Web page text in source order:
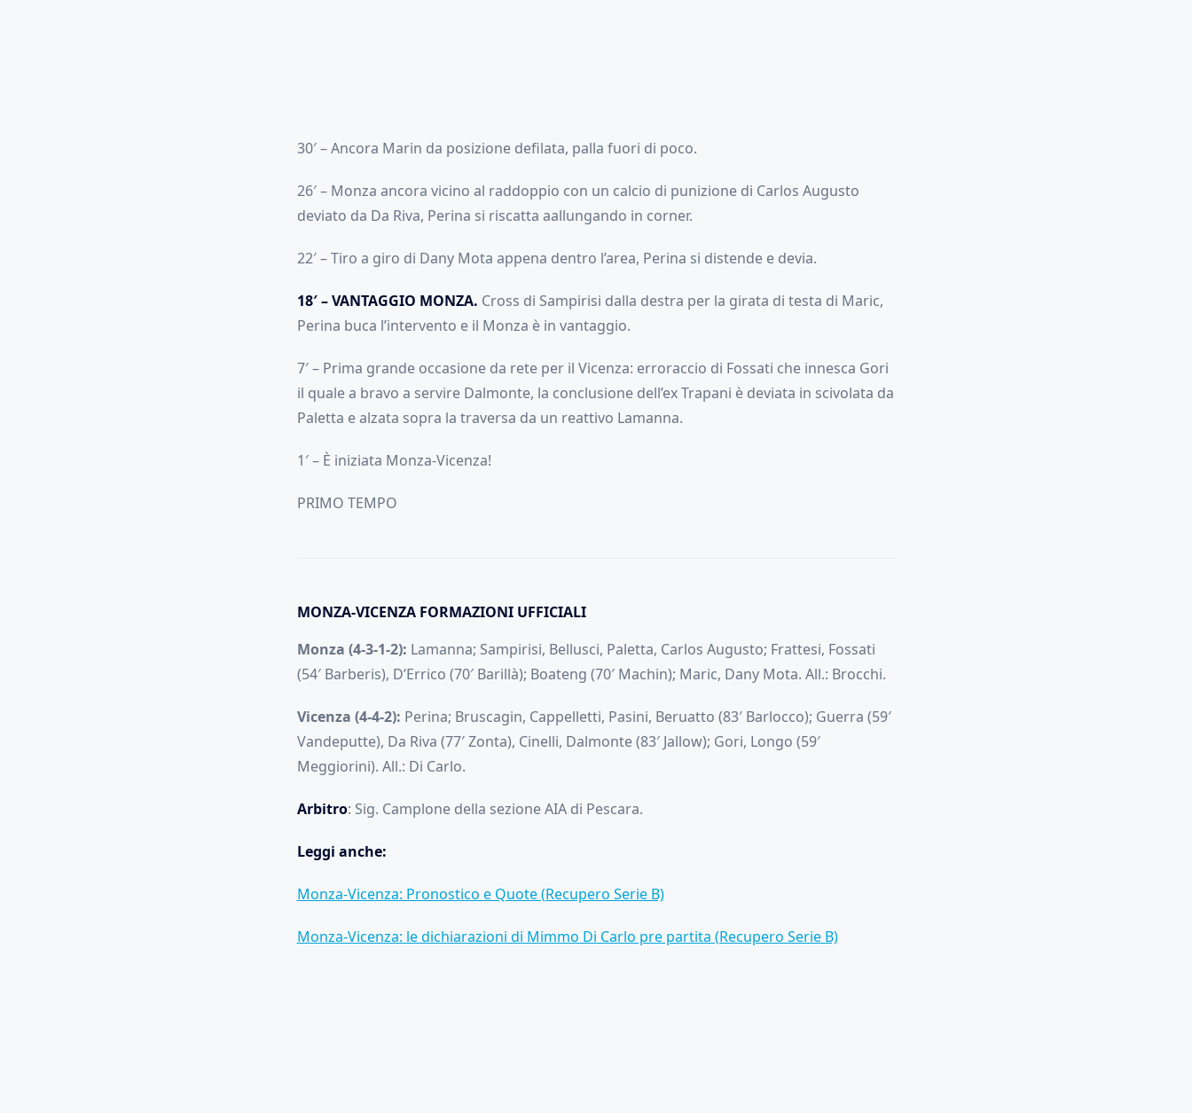
30′ – Ancora Marin da posizione defilata, palla fuori di poco.
26′ – Monza ancora vicino al raddoppio con un calcio di punizione di Carlos Augusto
deviato da Da Riva, Perina si riscatta aallungando in corner.
22′ – Tiro a giro di Dany Mota appena dentro l’area, Perina si distende e devia.
18′ – VANTAGGIO MONZA. Cross di Sampirisi dalla destra per la girata di testa di Maric,
Perina buca l’intervento e il Monza è in vantaggio.
7′ – Prima grande occasione da rete per il Vicenza: erroraccio di Fossati che innesca Gori
il quale a bravo a servire Dalmonte, la conclusione dell’ex Trapani è deviata in scivolata da
Paletta e alzata sopra la traversa da un reattivo Lamanna.
1′ – È iniziata Monza-Vicenza!
PRIMO TEMPO
MONZA-VICENZA FORMAZIONI UFFICIALI
Monza (4-3-1-2): Lamanna; Sampirisi, Bellusci, Paletta, Carlos Augusto; Frattesi, Fossati
(54′ Barberis), D’Errico (70′ Barillà); Boateng (70′ Machin); Maric, Dany Mota. All.: Brocchi.
Vicenza (4-4-2): Perina; Bruscagin, Cappelletti, Pasini, Beruatto (83′ Barlocco); Guerra (59′
Vandeputte), Da Riva (77′ Zonta), Cinelli, Dalmonte (83′ Jallow); Gori, Longo (59′
Meggiorini). All.: Di Carlo.
Arbitro: Sig. Camplone della sezione AIA di Pescara.
Leggi anche:
Monza-Vicenza: Pronostico e Quote (Recupero Serie B)
Monza-Vicenza: le dichiarazioni di Mimmo Di Carlo pre partita (Recupero Serie B)